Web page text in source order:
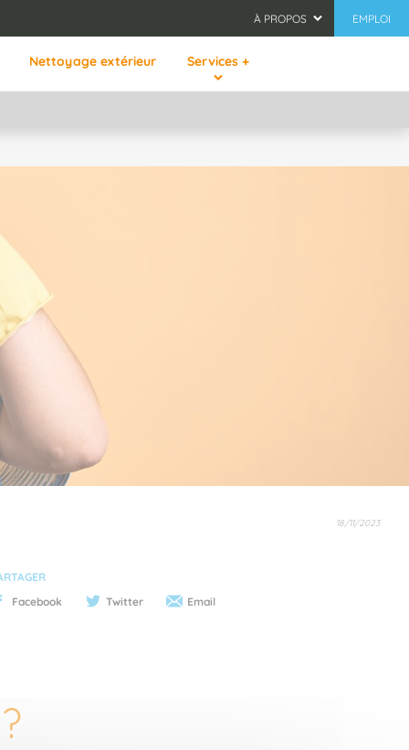
À PROPOS EMPLOI
Nettoyage extérieur Services +
18/11/2023
Facebook
Twitter Email